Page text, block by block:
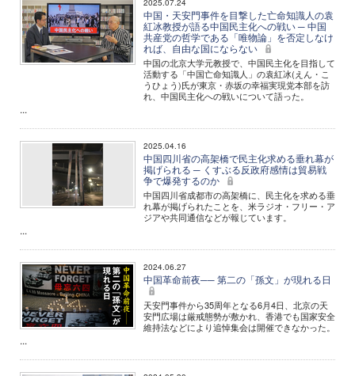
2025.07.24
中国・天安門事件を目撃した亡命知識人の袁
紅冰教授が語る中国民主化への戦い ─ 中国
共産党の哲学である「唯物論」を否定しなけ
れば、自由な国にならない
中国の北京大学元教授で、中国民主化を目指して
活動する「中国亡命知識人」の袁紅冰(えん・こ
うひょう)氏が東京・赤坂の幸福実現党本部を訪
れ、中国民主化への戦いについて語った。
...
2025.04.16
中国四川省の高架橋で民主化求める垂れ幕が
掲げられる ─ くすぶる反政府感情は貿易戦
争で爆発するのか
中国四川省成都市の高架橋に、民主化を求める垂
れ幕が掲げられたことを、米ラジオ・フリー・ア
ジアや共同通信などが報じています。
...
2024.06.27
中国革命前夜── 第二の「孫文」が現れる日
天安門事件から35周年となる6月4日、北京の天
安門広場は厳戒態勢が敷かれ、香港でも国家安全
維持法などにより追悼集会は開催できなかった。
...